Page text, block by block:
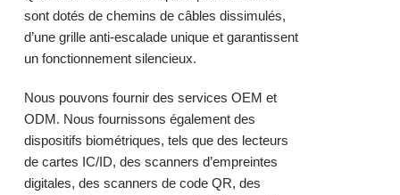
sont dotés de chemins de câbles dissimulés,
d’une grille anti-escalade unique et garantissent
un fonctionnement silencieux.
Nous pouvons fournir des services OEM et
ODM. Nous fournissons également des
dispositifs biométriques, tels que des lecteurs
de cartes IC/ID, des scanners d’empreintes
digitales, des scanners de code QR, des